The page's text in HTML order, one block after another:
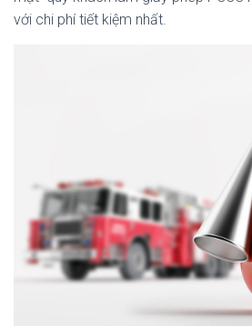
với chi phí tiết kiệm nhất.